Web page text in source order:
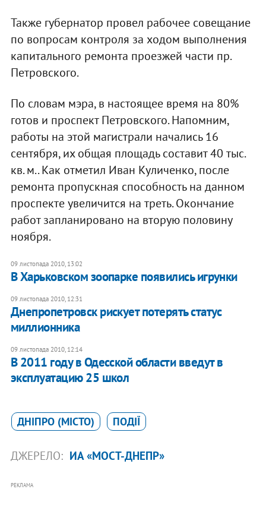
Также губернатор провел рабочее совещание
по вопросам контроля за ходом выполнения
капитального ремонта проезжей части пр.
Петровского.
По словам мэра, в настоящее время на 80%
готов и проспект Петровского. Напомним,
работы на этой магистрали начались 16
сентября, их общая площадь составит 40 тыс.
кв. м.. Как отметил Иван Куличенко, после
ремонта пропускная способность на данном
проспекте увеличится на треть. Окончание
работ запланировано на вторую половину
ноября.
09 листопада 2010, 13:02
В Харьковском зоопарке появились игрунки
09 листопада 2010, 12:31
Днепропетровск рискует потерять статус
миллионника
09 листопада 2010, 12:14
В 2011 году в Одесской области введут в
эксплуатацию 25 школ
ДНІПРО (МІСТО) ПОДІЇ
ДЖЕРЕЛО: ИА «МОСТ-ДНЕПР»
РЕКЛАМА